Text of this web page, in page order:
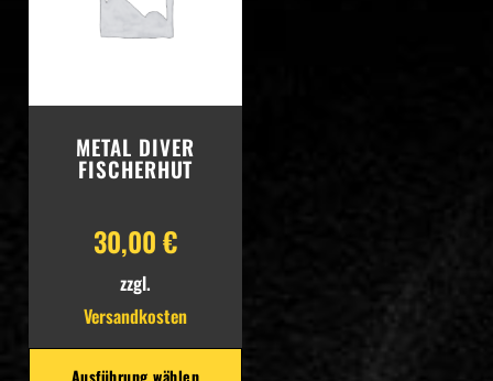
METAL DIVER
FISCHERHUT
30,00€
zzgl.
Versandkosten
Ausführung wählen